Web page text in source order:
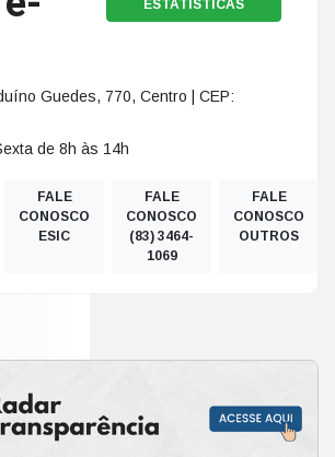
ESTATÍSTICAS
Guedes, 770, Centro | CEP:
de 8h às 14h
FALE
CONOSCO
ESIC
FALE
CONOSCO
(83) 3464-
1069
FALE
CONOSCO
OUTROS